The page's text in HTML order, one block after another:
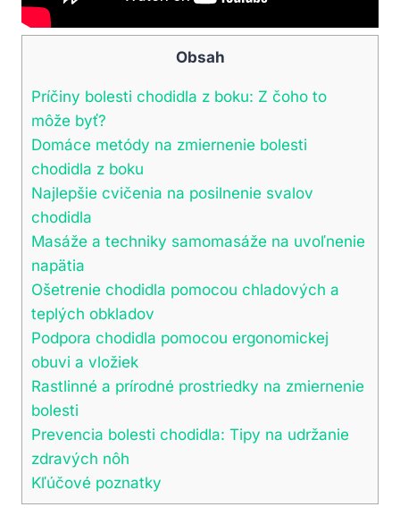
Obsah
Príčiny bolesti chodidla z boku: Z čoho to
môže byť?
Domáce metódy na zmiernenie bolesti
chodidla z boku
Najlepšie cvičenia na posilnenie svalov
chodidla
Masáže a techniky samomasáže na uvoľnenie
napätia
Ošetrenie chodidla pomocou chladových a
teplých obkladov
Podpora chodidla pomocou ergonomickej
obuvi a vložiek
Rastlinné a prírodné prostriedky na zmiernenie
bolesti
Prevencia bolesti chodidla: Tipy na udržanie
zdravých nôh
Kľúčové poznatky